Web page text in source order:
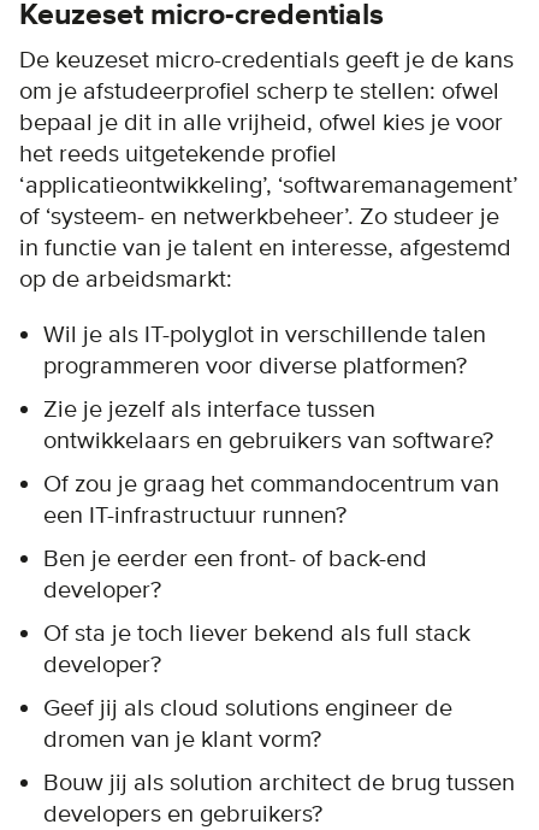
Keuzeset micro-credentials
De keuzeset micro-credentials geeft je de kans
om je afstudeerprofiel scherp te stellen: ofwel
bepaal je dit in alle vrijheid, ofwel kies je voor
het reeds uitgetekende profiel
‘applicatieontwikkeling’, ‘softwaremanagement’
of ‘systeem- en netwerkbeheer’. Zo studeer je
in functie van je talent en interesse, afgestemd
op de arbeidsmarkt:
Wil je als IT-polyglot in verschillende talen
programmeren voor diverse platformen?
Zie je jezelf als interface tussen
ontwikkelaars en gebruikers van software?
Of zou je graag het commandocentrum van
een IT-infrastructuur runnen?
Ben je eerder een front- of back-end
developer?
Of sta je toch liever bekend als full stack
developer?
Geef jij als cloud solutions engineer de
dromen van je klant vorm?
Bouw jij als solution architect de brug tussen
developers en gebruikers?